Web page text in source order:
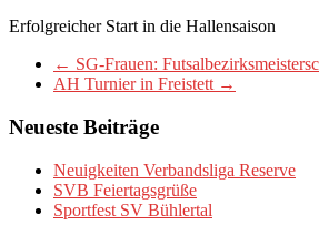
Erfolgreicher Start in die Hallensaison
← SG-Frauen:
AH Turnier in Freistett →
Neueste Beiträge
Neuigkeiten Verbandsliga Reserve
SVB Feiertagsgrüße
Sportfest SV Bühlertal